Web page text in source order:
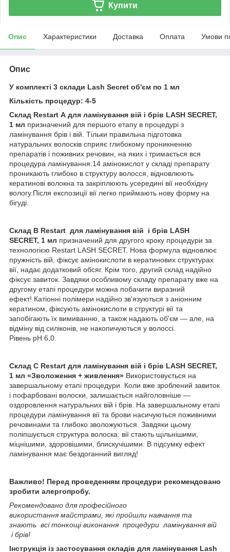
Купити
Опис Характеристики Доставка Оплата Умови
Опис
У комплекті 3 склади Lash Secret об'єм по 1 мл
Кількість процедур: 4-5
Склад Restart А для ламінування вій і брів LASH SECRET,
1 мл призначений для першого етапу в процедурі з
ламінування брів і вій. Тільки правильна підготовка
натуральних волосків сприяє глибокому проникненню
препаратів і поживних речовин, на яких і тримається вся
процедура ламінування.14 амінокислот у складі препарату
проникають глибоко в структуру волосся, відновлюють
кератинові волокна та закріплюють усередині вії необхідну
вологу.Після експозиції вії легко приймають нову форму на
бігуді.
Склад B Restart для ламінування вій і брів LASH
SECRET, 1 мл призначений для другого кроку процедури за
технологією Restart LASH SECRET. Нова формула відновлює
пружність вій, фіксує амінокислоти в кератинових структурах
вії, надає додатковий обсяг. Крім того, другий склад надійно
фіксує завиток. Завдяки особливому складу препарату вже на
другому етапі процедури можна побачити виразний
ефект! Катіонні полімери надійно зв'язуються з аніонним
кератином, фіксують амінокислоти в структурі вії та
запобігають їх вимиванню, а також надають об'єм — але, на
відміну від силіконів, не накопичуються у волоссі.
Рівень pH 6,0.
Склад C Restart для ламінування вій і брів LASH SECRET,
1 мл «Зволоження + живлення» Використовується на
завершальному етапі процедури. Коли вже зроблений завиток
і пофарбовані волоски, залишається найголовніше —
оздоровлення натуральних вій і брів. На завершальному етапі
процедури ламінування вії та брови насичуються поживними
речовинами та глибоко зволожуються. Завдяки цьому
поліпшується структура волоска: вії стають щільнішими,
міцнішими, здоровішими, блискучішими. В підсумку ефект
ламінування має бездоганний вигляд!
Важливо! Перед проведенням процедури рекомендовано
зробити алергопробу.
Рекомендовано для професійного
використання майстрами, які пройшли навчання та
знають всі тонкощі виконання процедури ламінування вій
і брів!
Інструкція із застосування складів для ламінування Lash